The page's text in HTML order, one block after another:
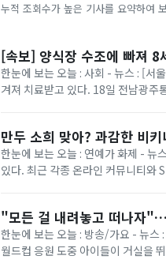
누적 조회수가 높은 기사를 요약하여
[속보] 양식장 수조에 빠져
한눈에 보는 오늘 : 사회 - 뉴스 : [서
겨져 치료받고 있다. 18일 전남광주
만두 소희 맞아? 과감한 비
한눈에 보는 오늘 : 연예가 화제 - 뉴
있다. 최근 각종 온라인 커뮤니티와
"모든 걸 내려놓고 떠나자
한눈에 보는 오늘 : 방송/가요 - 뉴스
월드컵 응원 도중 아이들이 거실을